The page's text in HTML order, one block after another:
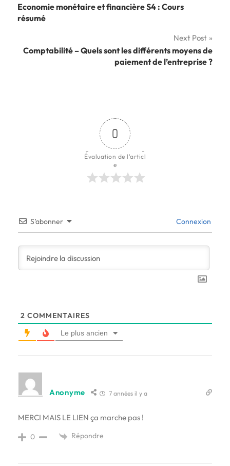
de
Economie monétaire et financière S4 : Cours
résumé
Next Post
Comptabilité – Quels sont les différents moyens de
paiement de l’entreprise ?
0
Évaluation de l'articl
e
S’abonner Connexion
2 COMMENTAIRES
Le plus ancien
Anonyme 7 années il y a
MERCI MAIS LE LIEN ça marche pas !
0 Répondre